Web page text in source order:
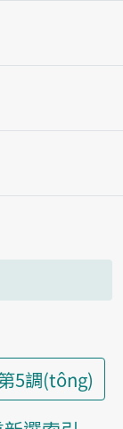
5調(tông)